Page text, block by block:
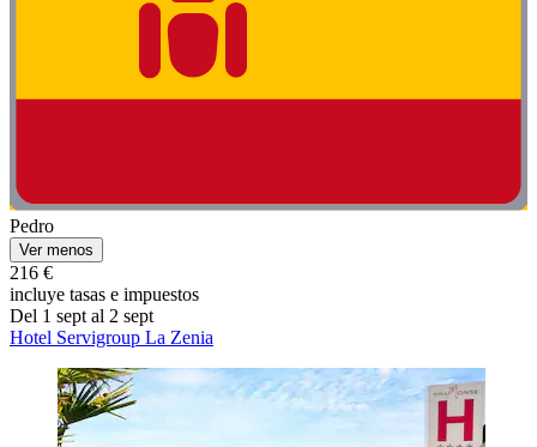
Pedro
Ver menos
216 €
incluye tasas e impuestos
Del 1 sept al 2 sept
Hotel Servigroup La Zenia